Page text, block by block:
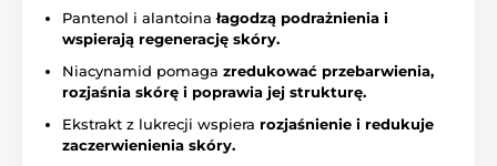
Pantenol i alantoina łagodzą podrażnienia i
wspierają regenerację skóry.
Niacynamid pomaga zredukować przebarwienia,
rozjaśnia skórę i poprawia jej strukturę.
Ekstrakt z lukrecji wspiera rozjaśnienie i redukuje
zaczerwienienia skóry.